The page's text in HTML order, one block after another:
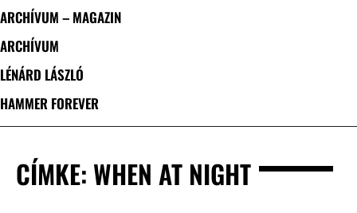
ARCHÍVUM – MAGAZIN
ARCHÍVUM
LÉNÁRD LÁSZLÓ
HAMMER FOREVER
CÍMKE: WHEN AT NIGHT